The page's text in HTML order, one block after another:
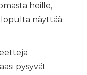
heille,
näyttää
pysyvät